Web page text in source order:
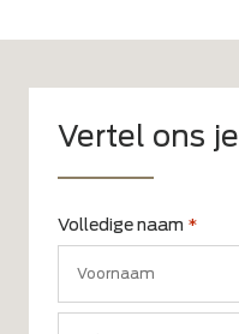
Vertel ons je
Volledige naam *
Voornaam